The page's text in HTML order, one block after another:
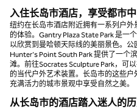
入住长岛市酒店，享受都市
纽约在长岛市酒店附近拥有一系列户
的体验。Gantry Plaza State Park 是一
以欣赏到曼哈顿天际线的美丽景色。公
Hunter's Point South Park 提供了一个
滩。前往Socrates Sculpture Park，可
的当代户外艺术装置。长岛市的这些
充满活力的城市景观中享受自然之美。
从长岛市的酒店踏入迷人的